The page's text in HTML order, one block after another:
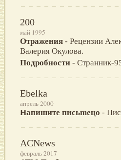
200
май 1995
Отражения - Рецензии
Валерия Окулова.
Подробности - Странник-
Ebelka
апрель 2000
Напишите письmецo -
ACNews
февраль 2017